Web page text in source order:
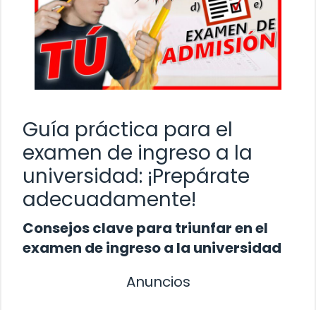
Guía práctica para el
examen de ingreso a la
universidad: ¡Prepárate
adecuadamente!
Consejos clave para triunfar en el
examen de ingreso a la universidad
Anuncios